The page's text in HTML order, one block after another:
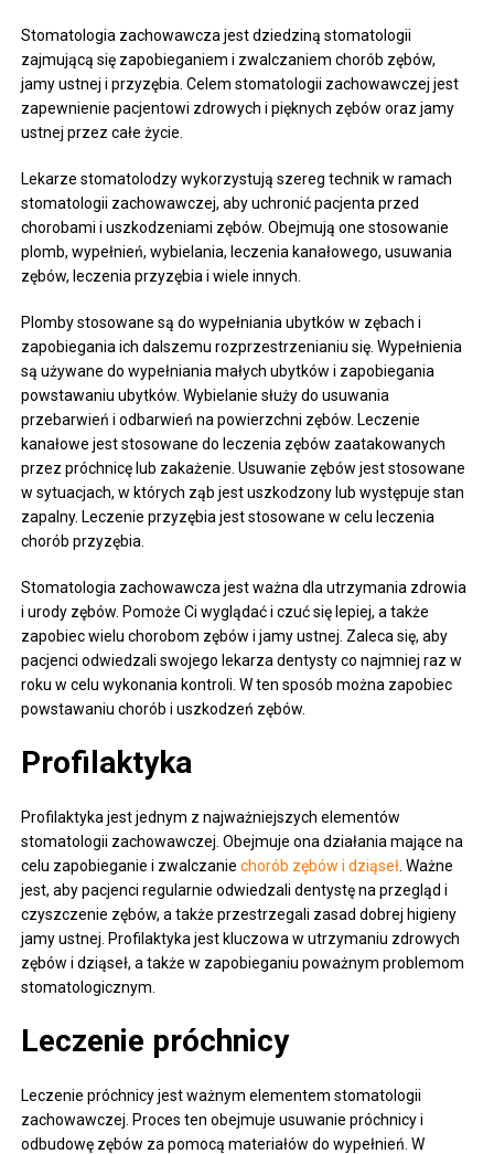
Stomatologia zachowawcza jest dziedziną stomatologii
zajmującą się zapobieganiem i zwalczaniem chorób zębów,
jamy ustnej i przyzębia. Celem stomatologii zachowawczej jest
zapewnienie pacjentowi zdrowych i pięknych zębów oraz jamy
ustnej przez całe życie.
Lekarze stomatolodzy wykorzystują szereg technik w ramach
stomatologii zachowawczej, aby uchronić pacjenta przed
chorobami i uszkodzeniami zębów. Obejmują one stosowanie
plomb, wypełnień, wybielania, leczenia kanałowego, usuwania
zębów, leczenia przyzębia i wiele innych.
Plomby stosowane są do wypełniania ubytków w zębach i
zapobiegania ich dalszemu rozprzestrzenianiu się. Wypełnienia
są używane do wypełniania małych ubytków i zapobiegania
powstawaniu ubytków. Wybielanie służy do usuwania
przebarwień i odbarwień na powierzchni zębów. Leczenie
kanałowe jest stosowane do leczenia zębów zaatakowanych
przez próchnicę lub zakażenie. Usuwanie zębów jest stosowane
w sytuacjach, w których ząb jest uszkodzony lub występuje stan
zapalny. Leczenie przyzębia jest stosowane w celu leczenia
chorób przyzębia.
Stomatologia zachowawcza jest ważna dla utrzymania zdrowia
i urody zębów. Pomoże Ci wyglądać i czuć się lepiej, a także
zapobiec wielu chorobom zębów i jamy ustnej. Zaleca się, aby
pacjenci odwiedzali swojego lekarza dentysty co najmniej raz w
roku w celu wykonania kontroli. W ten sposób można zapobiec
powstawaniu chorób i uszkodzeń zębów.
Profilaktyka
Profilaktyka jest jednym z najważniejszych elementów
stomatologii zachowawczej. Obejmuje ona działania mające na
celu zapobieganie i zwalczaniechorób zębów i dziąseł . Ważne
jest, aby pacjenci regularnie odwiedzali dentystę na przegląd i
czyszczenie zębów, a także przestrzegali zasad dobrej higieny
jamy ustnej. Profilaktyka jest kluczowa w utrzymaniu zdrowych
zębów i dziąseł, a także w zapobieganiu poważnym problemom
stomatologicznym.
Leczenie próchnicy
Leczenie próchnicy jest ważnym elementem stomatologii
zachowawczej. Proces ten obejmuje usuwanie próchnicy i
odbudowę zębów za pomocą materiałów do wypełnień. W